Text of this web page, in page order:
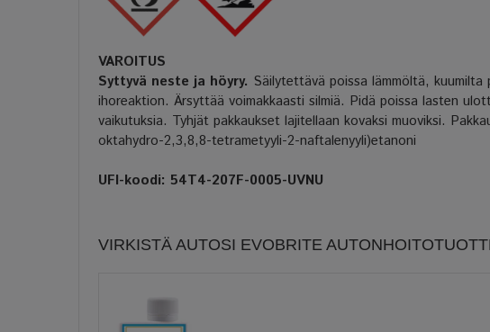
VAROITUS
Syttyvä neste ja höyry. Säilytettävä poissa lämmöltä,
ihoreaktion. Ärsyttää voimakkaasti silmiä. Pidä poissa lasten
vaikutuksia. Tyhjät pakkaukset lajitellaan kovaksi muoviksi.
oktahydro-2,3,8,8-tetrametyyli-2-naftalenyyli)etanoni
UFI-koodi: 54T4-207F-0005-UVNU
VIRKISTÄ AUTOSI EVOBRITE